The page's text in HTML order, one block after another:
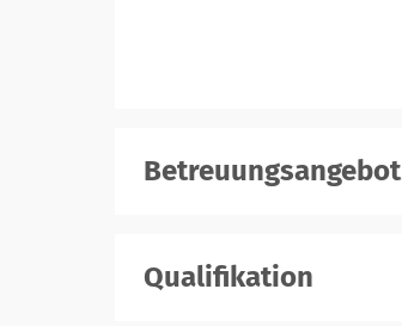
Betreuungsangebot
Qualifikation